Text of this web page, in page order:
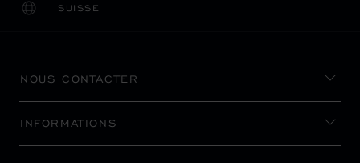
SUISSE
LOCALISATION (CHANGER DE PAYS)
CHANGER DE PAYS
NOUS CONTACTER
INFORMATIONS